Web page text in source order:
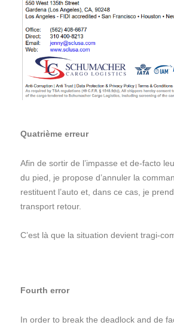
Quatrième erreur
Afin de sortir de l’impasse et de-facto
du pied, je propose d’annuler la
restituent l’auto et, dans ce cas, je
transport retour.
C’est là que la situation devient tragi-
Fourth error
In order to break the deadlock and de